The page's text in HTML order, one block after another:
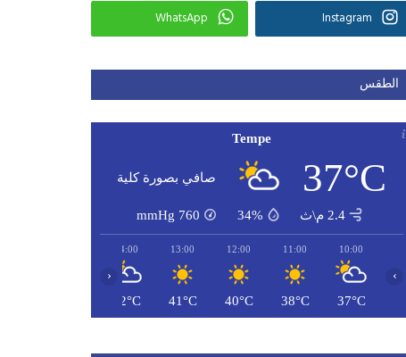
Instagram
WhatsApp
الطقس
Tempe
37°C صافي بصورة كلية
2.4 م\ث 34%
760
mmHg
10:00
37°C
11:00
38°C
12:00
40°C
13:00
41°C
14:00
42°C
‹ ›